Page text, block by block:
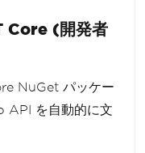
Core (開発者
NuGet パッケー
API を自動的に文